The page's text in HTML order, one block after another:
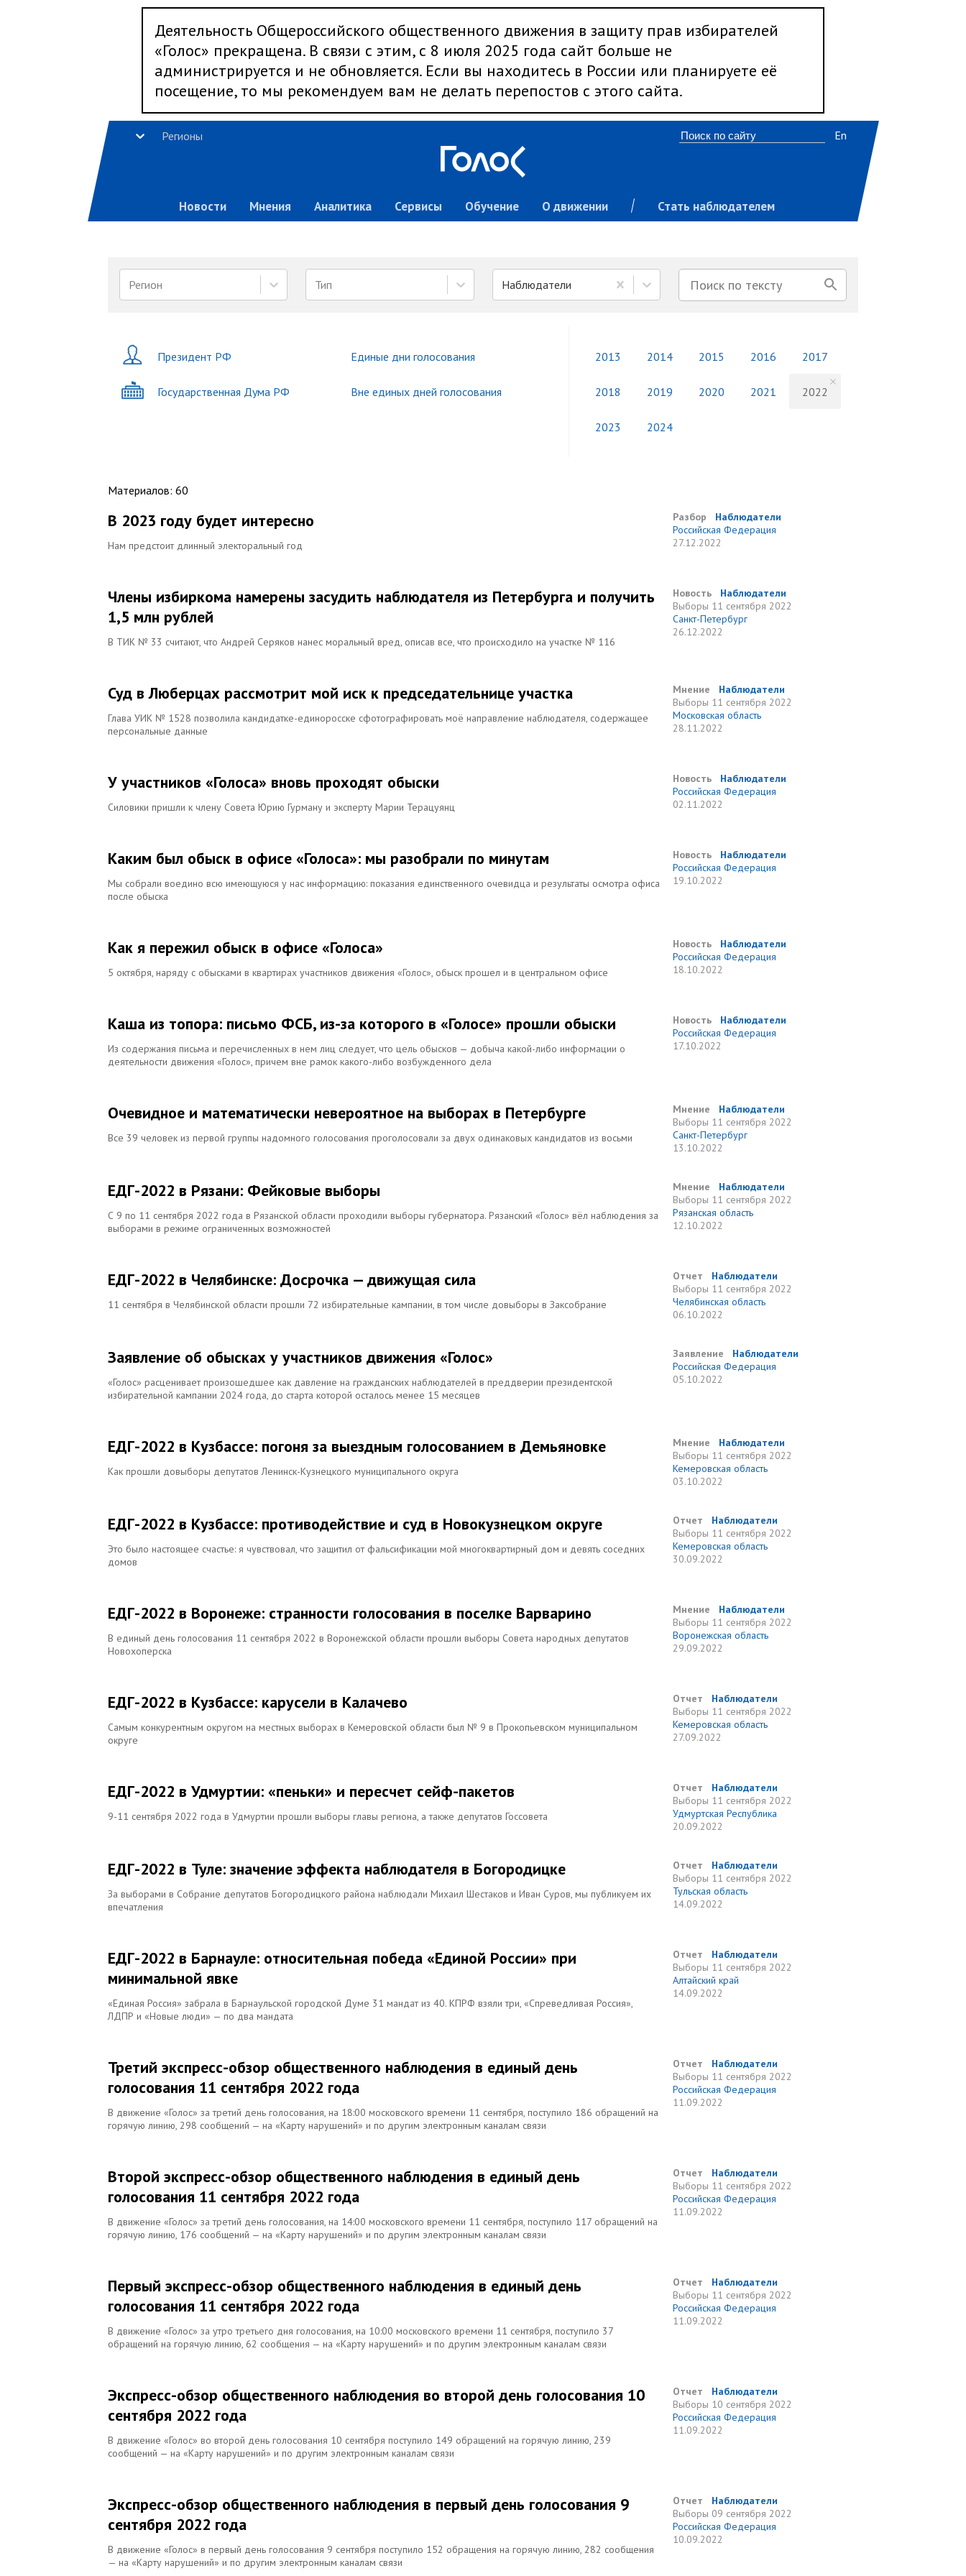
Деятельность Общероссийского общественного движения в защиту прав избирателей
«Голос» прекращена. В связи с этим, с 8 июля 2025 года сайт больше не
администрируется и не обновляется. Если вы находитесь в России или планируете её
посещение, то мы рекомендуем вам не делать перепостов с этого сайта.
Регионы
Новости Мнения Аналитика Сервисы Обучение О движении Стать наблюдателем
En
Регион Тип Наблюдатели
Президент РФ
Государственная Дума РФ
Единые дни голосования
Вне единых дней голосования
2013 2014 2015 2016 2017
2018 2019 2020 2021 2022
2023 2024
Материалов: 60
В 2023 году будет интересно
Нам предстоит длинный электоральный год
Разбор
Наблюдатели
Российская Федерация
27.12.2022
Члены избиркома намерены засудить наблюдателя из Петербурга и получить
1,5 млн рублей
В ТИК № 33 считают, что Андрей Серяков нанес моральный вред, описав все, что происходило на участке № 116
Новость
Наблюдатели
Выборы 11 сентября 2022
Санкт-Петербург
26.12.2022
Суд в Люберцах рассмотрит мой иск к председательнице участка
Глава УИК № 1528 позволила кандидатке-единоросске сфотографировать моё направление наблюдателя, содержащее
персональные данные
Мнение
Наблюдатели
Выборы 11 сентября 2022
Московская область
28.11.2022
У участников «Голоса» вновь проходят обыски
Силовики пришли к члену Совета Юрию Гурману и эксперту Марии Терацуянц
Новость
Наблюдатели
Российская Федерация
02.11.2022
Каким был обыск в офисе «Голоса»: мы разобрали по минутам
Мы собрали воедино всю имеющуюся у нас информацию: показания единственного очевидца и результаты осмотра офиса
после обыска
Новость
Наблюдатели
Российская Федерация
19.10.2022
Как я пережил обыск в офисе «Голоса»
5 октября, наряду с обысками в квартирах участников движения «Голос», обыск прошел и в центральном офисе
Новость
Наблюдатели
Российская Федерация
18.10.2022
Каша из топора: письмо ФСБ, из-за которого в «Голосе» прошли обыски
Из содержания письма и перечисленных в нем лиц следует, что цель обысков — добыча какой-либо информации о
деятельности движения «Голос», причем вне рамок какого-либо возбужденного дела
Новость
Наблюдатели
Российская Федерация
17.10.2022
Очевидное и математически невероятное на выборах в Петербурге
Все 39 человек из первой группы надомного голосования проголосовали за двух одинаковых кандидатов из восьми
Мнение
Наблюдатели
Выборы 11 сентября 2022
Санкт-Петербург
13.10.2022
ЕДГ-2022 в Рязани: Фейковые выборы
С 9 по 11 сентября 2022 года в Рязанской области проходили выборы губернатора. Рязанский «Голос» вёл наблюдения за
выборами в режиме ограниченных возможностей
Мнение
Наблюдатели
Выборы 11 сентября 2022
Рязанская область
12.10.2022
ЕДГ-2022 в Челябинске: Досрочка — движущая сила
11 сентября в Челябинской области прошли 72 избирательные кампании, в том числе довыборы в Заксобрание
Отчет
Наблюдатели
Выборы 11 сентября 2022
Челябинская область
06.10.2022
Заявление об обысках у участников движения «Голос»
«Голос» расценивает произошедшее как давление на гражданских наблюдателей в преддверии президентской
избирательной кампании 2024 года, до старта которой осталось менее 15 месяцев
Заявление
Наблюдатели
Российская Федерация
05.10.2022
ЕДГ-2022 в Кузбассе: погоня за выездным голосованием в Демьяновке
Как прошли довыборы депутатов Ленинск-Кузнецкого муниципального округа
Мнение
Наблюдатели
Выборы 11 сентября 2022
Кемеровская область
03.10.2022
ЕДГ-2022 в Кузбассе: противодействие и суд в Новокузнецком округе
Это было настоящее счастье: я чувствовал, что защитил от фальсификации мой многоквартирный дом и девять соседних
домов
Отчет
Наблюдатели
Выборы 11 сентября 2022
Кемеровская область
30.09.2022
ЕДГ-2022 в Воронеже: странности голосования в поселке Варварино
В единый день голосования 11 сентября 2022 в Воронежской области прошли выборы Совета народных депутатов
Новохоперска
Мнение
Наблюдатели
Выборы 11 сентября 2022
Воронежская область
29.09.2022
ЕДГ-2022 в Кузбассе: карусели в Калачево
Самым конкурентным округом на местных выборах в Кемеровской области был № 9 в Прокопьевском муниципальном
округе
Отчет
Наблюдатели
Выборы 11 сентября 2022
Кемеровская область
27.09.2022
ЕДГ-2022 в Удмуртии: «пеньки» и пересчет сейф-пакетов
9-11 сентября 2022 года в Удмуртии прошли выборы главы региона, а также депутатов Госсовета
Отчет
Наблюдатели
Выборы 11 сентября 2022
Удмуртская Республика
20.09.2022
ЕДГ-2022 в Туле: значение эффекта наблюдателя в Богородицке
За выборами в Собрание депутатов Богородицкого района наблюдали Михаил Шестаков и Иван Суров, мы публикуем их
впечатления
Отчет
Наблюдатели
Выборы 11 сентября 2022
Тульская область
14.09.2022
ЕДГ-2022 в Барнауле: относительная победа «Единой России» при
минимальной явке
«Единая Россия» забрала в Барнаульской городской Думе 31 мандат из 40. КПРФ взяли три, «Спреведливая Россия»,
ЛДПР и «Новые люди» — по два мандата
Отчет
Наблюдатели
Выборы 11 сентября 2022
Алтайский край
14.09.2022
Третий экспресс-обзор общественного наблюдения в единый день
голосования 11 сентября 2022 года
В движение «Голос» за третий день голосования, на 18:00 московского времени 11 сентября, поступило 186 обращений на
горячую линию, 298 сообщений — на «Карту нарушений» и по другим электронным каналам связи
Отчет
Наблюдатели
Выборы 11 сентября 2022
Российская Федерация
11.09.2022
Второй экспресс-обзор общественного наблюдения в единый день
голосования 11 сентября 2022 года
В движение «Голос» за третий день голосования, на 14:00 московского времени 11 сентября, поступило 117 обращений на
горячую линию, 176 сообщений — на «Карту нарушений» и по другим электронным каналам связи
Отчет
Наблюдатели
Выборы 11 сентября 2022
Российская Федерация
11.09.2022
Первый экспресс-обзор общественного наблюдения в единый день
голосования 11 сентября 2022 года
В движение «Голос» за утро третьего дня голосования, на 10:00 московского времени 11 сентября, поступило 37
обращений на горячую линию, 62 сообщения — на «Карту нарушений» и по другим электронным каналам связи
Отчет
Наблюдатели
Выборы 11 сентября 2022
Российская Федерация
11.09.2022
Экспресс-обзор общественного наблюдения во второй день голосования 10
сентября 2022 года
В движение «Голос» во второй день голосования 10 сентября поступило 149 обращений на горячую линию, 239
сообщений — на «Карту нарушений» и по другим электронным каналам связи
Отчет
Наблюдатели
Выборы 10 сентября 2022
Российская Федерация
11.09.2022
Экспресс-обзор общественного наблюдения в первый день голосования 9
сентября 2022 года
В движение «Голос» в первый день голосования 9 сентября поступило 152 обращения на горячую линию, 282 сообщения
— на «Карту нарушений» и по другим электронным каналам связи
Отчет
Наблюдатели
Выборы 09 сентября 2022
Российская Федерация
10.09.2022